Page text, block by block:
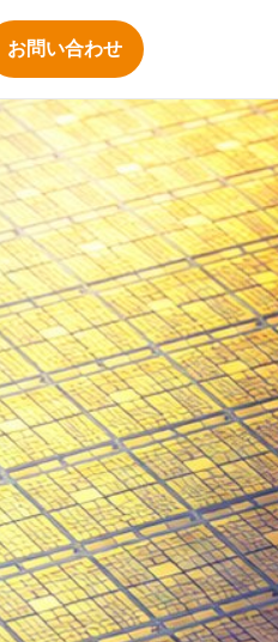
お問い合わせ